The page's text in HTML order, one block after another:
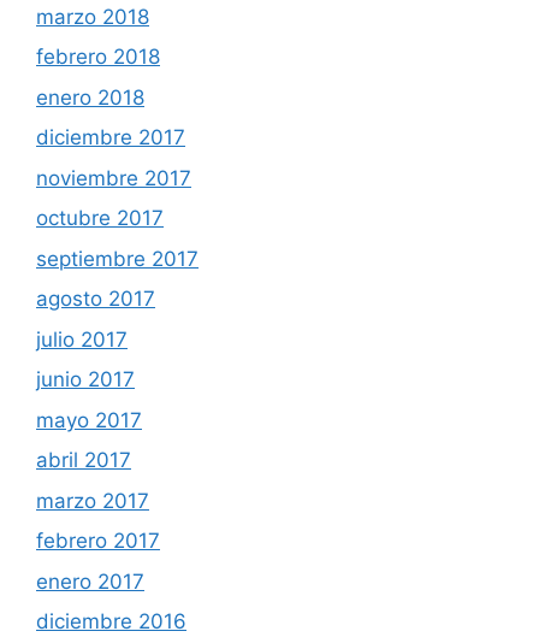
marzo 2018
febrero 2018
enero 2018
diciembre 2017
noviembre 2017
octubre 2017
septiembre 2017
agosto 2017
julio 2017
junio 2017
mayo 2017
abril 2017
marzo 2017
febrero 2017
enero 2017
diciembre 2016